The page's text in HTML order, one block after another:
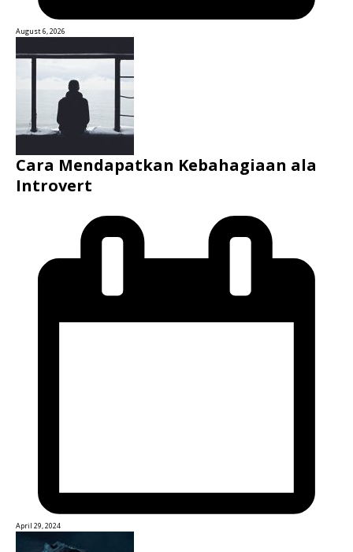
August 6, 2026
Cara Mendapatkan Kebahagiaan ala
Introvert
April 29, 2024